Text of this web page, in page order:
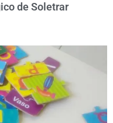
de Soletrar